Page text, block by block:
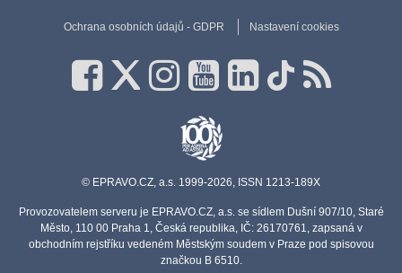
Ochrana osobních údajů - GDPR Nastavení cookies
© EPRAVO.CZ, a.s. 1999-2026, ISSN 1213-189X
Provozovatelem serveru je EPRAVO.CZ, a.s. se sídlem Dušní 907/10, Staré
Město, 110 00 Praha 1, Česká republika, IČ: 26170761, zapsaná v
obchodním rejstříku vedeném Městským soudem v Praze pod spisovou
značkou B 6510.